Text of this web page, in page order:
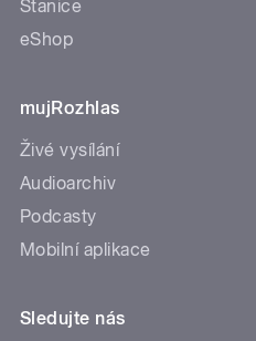
Stanice
eShop
mujRozhlas
Živé vysílání
Audioarchiv
Podcasty
Mobilní aplikace
Sledujte nás